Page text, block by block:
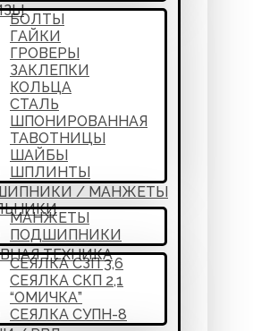
БОЛТЫ
ГАЙКИ
ГРОВЕРЫ
ЗАКЛЕПКИ
КОЛЬЦА
СТАЛЬ
ШПОНИРОВАННАЯ
ТАВОТНИЦЫ
ШАЙБЫ
ШПЛИНТЫ
/ МАНЖЕТЫ
МАНЖЕТЫ
ПОДШИПНИКИ
ТЕХНИКА
СЕЯЛКА СЗП 3,6
СЕЯЛКА СКП 2,1
“ОМИЧКА”
СЕЯЛКА СУПН-8